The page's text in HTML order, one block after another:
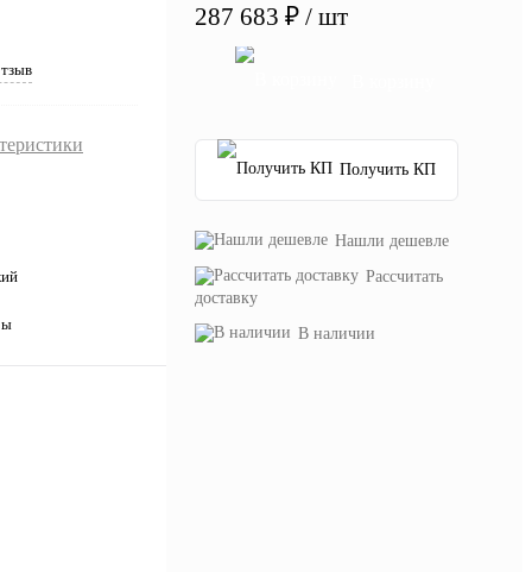
287 683 ₽ / шт
Получить КП
Нашли дешевле
Рассчитать
доставку
В наличии